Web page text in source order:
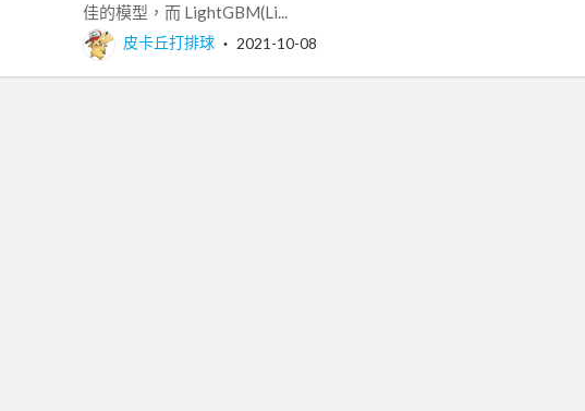
佳的模型，而 LightGBM(Li...
皮卡丘打排球 ‧ 2021-10-08